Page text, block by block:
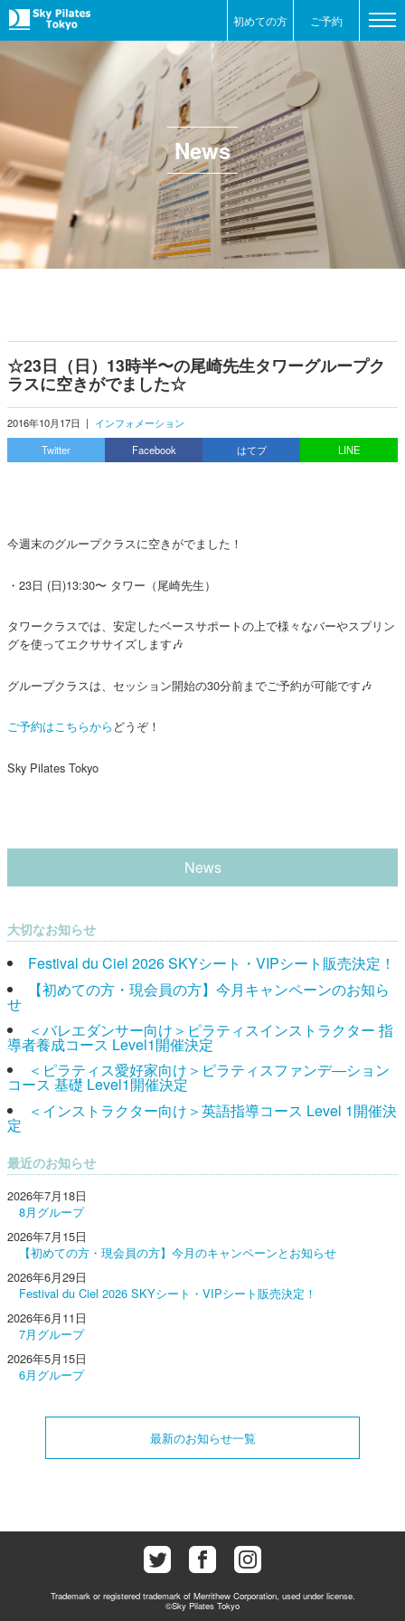
初めての方 ご予約
News
☆23日（日）13時半〜の尾崎先生タワーグループク
ラスに空きがでました☆
2016年10月17日 | インフォメーション
Twitter
Facebook はてブ LINE
今週末のグループクラスに空きがでました！
・23日 (日)13:30〜 タワー（尾崎先生）
タワークラスでは、安定したベースサポートの上で様々なバーやスプリン
グを使ってエクササイズします🎶
グループクラスは、セッション開始の30分前までご予約が可能です🎶
ご予約はこちらから どうぞ！
Sky Pilates Tokyo
News
大切なお知らせ
Festival du Ciel 2026 SKYシート・VIPシート販売決定！
【初めての方・現会員の方】今月キャンペーンのお知ら
せ
＜バレエダンサー向け＞ピラティスインストラクター 指
導者養成コース Level1開催決定
＜ピラティス愛好家向け＞ピラティスファンデ―ション
コース 基礎 Level1開催決定
＜インストラクター向け＞英語指導コース Level 1開催決
定
最近のお知らせ
2026年7月18日
8月グループ
2026年7月15日
【初めての方・現会員の方】今月のキャンペーンとお知らせ
2026年6月29日
Festival du Ciel 2026 SKYシート・VIPシート販売決定！
2026年6月11日
7月グループ
2026年5月15日
6月グループ
最新のお知らせ一覧
Trademark or registered trademark of Merrithew Corporation, used under license.
©Sky Pilates Tokyo